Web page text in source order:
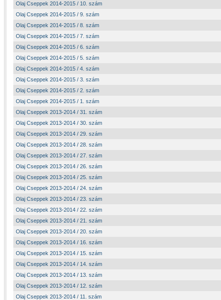
Olaj Cseppek 2014-2015 / 10. szám
Olaj Cseppek 2014-2015 / 9. szám
Olaj Cseppek 2014-2015 / 8. szám
Olaj Cseppek 2014-2015 / 7. szám
Olaj Cseppek 2014-2015 / 6. szám
Olaj Cseppek 2014-2015 / 5. szám
Olaj Cseppek 2014-2015 / 4. szám
Olaj Cseppek 2014-2015 / 3. szám
Olaj Cseppek 2014-2015 / 2. szám
Olaj Cseppek 2014-2015 / 1. szám
Olaj Cseppek 2013-2014 / 31. szám
Olaj Cseppek 2013-2014 / 30. szám
Olaj Cseppek 2013-2014 / 29. szám
Olaj Cseppek 2013-2014 / 28. szám
Olaj Cseppek 2013-2014 / 27. szám
Olaj Cseppek 2013-2014 / 26. szám
Olaj Cseppek 2013-2014 / 25. szám
Olaj Cseppek 2013-2014 / 24. szám
Olaj Cseppek 2013-2014 / 23. szám
Olaj Cseppek 2013-2014 / 22. szám
Olaj Cseppek 2013-2014 / 21. szám
Olaj Cseppek 2013-2014 / 20. szám
Olaj Cseppek 2013-2014 / 16. szám
Olaj Cseppek 2013-2014 / 15. szám
Olaj Cseppek 2013-2014 / 14. szám
Olaj Cseppek 2013-2014 / 13. szám
Olaj Cseppek 2013-2014 / 12. szám
Olaj Cseppek 2013-2014 / 11. szám